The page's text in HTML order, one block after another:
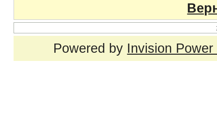
Powered by Invision Power